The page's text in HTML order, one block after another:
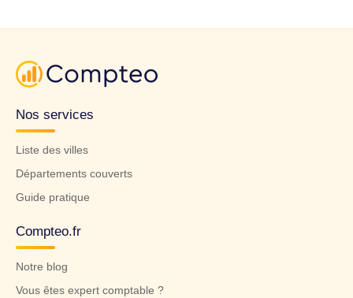
Nos services
Liste des villes
Départements couverts
Guide pratique
Compteo.fr
Notre blog
Vous êtes expert comptable ?